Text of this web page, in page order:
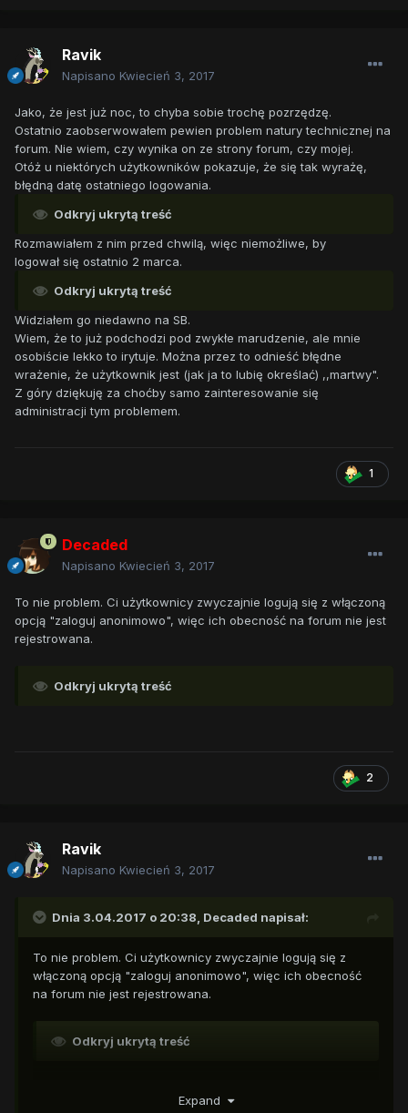
Ravik
Napisano Kwiecień 3, 2017
Jako, że jest już noc, to chyba sobie trochę pozrzędzę.
Ostatnio zaobserwowałem pewien problem natury technicznej na
forum. Nie wiem, czy wynika on ze strony forum, czy mojej.
Otóż u niektórych użytkowników pokazuje, że się tak wyrażę,
błędną datę ostatniego logowania.
Odkryj ukrytą treść
Rozmawiałem z nim przed chwilą, więc niemożliwe, by
logował się ostatnio 2 marca.
Odkryj ukrytą treść
Widziałem go niedawno na SB.
Wiem, że to już podchodzi pod zwykłe marudzenie, ale mnie
osobiście lekko to irytuje. Można przez to odnieść błędne
wrażenie, że użytkownik jest (jak ja to lubię określać) ,,martwy".
Z góry dziękuję za choćby samo zainteresowanie się
administracji tym problemem.
1
Decaded
Napisano Kwiecień 3, 2017
To nie problem. Ci użytkownicy zwyczajnie logują się z włączoną
opcją "zaloguj anonimowo", więc ich obecność na forum nie jest
rejestrowana.
Odkryj ukrytą treść
2
Ravik
Napisano Kwiecień 3, 2017
Dnia 3.04.2017 o 20:38, Decaded napisał:
To nie problem. Ci użytkownicy zwyczajnie logują się z
włączoną opcją "zaloguj anonimowo", więc ich obecność
na forum nie jest rejestrowana.
Odkryj ukrytą treść
Expand